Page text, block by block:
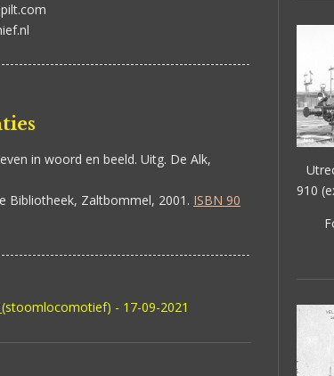
in woord en beeld. Uitg. De Alk,
Bibliotheek, Zaltbommel, 2001. ISBN 90
- 17-09-2021
910